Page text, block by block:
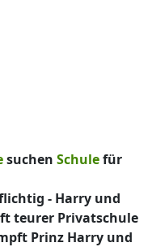
suchen Schulefür
- Harry und
teurer Privatschule
Prinz Harry und